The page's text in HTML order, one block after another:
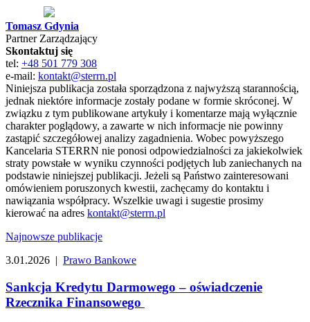
Tomasz Gdynia
Partner Zarządzający
Skontaktuj się
tel: +48 501 779 308
e-mail: kontakt@sterrn.pl
Niniejsza publikacja została sporządzona z najwyższą starannością,
jednak niektóre informacje zostały podane w formie skróconej. W
związku z tym publikowane artykuły i komentarze mają wyłącznie
charakter poglądowy, a zawarte w nich informacje nie powinny
zastąpić szczegółowej analizy zagadnienia. Wobec powyższego
Kancelaria STERRN nie ponosi odpowiedzialności za jakiekolwiek
straty powstałe w wyniku czynności podjętych lub zaniechanych na
podstawie niniejszej publikacji. Jeżeli są Państwo zainteresowani
omówieniem poruszonych kwestii, zachęcamy do kontaktu i
nawiązania współpracy. Wszelkie uwagi i sugestie prosimy
kierować na adres kontakt@sterrn.pl
Najnowsze publikacje
3.01.2026 | Prawo Bankowe
Sankcja Kredytu Darmowego – oświadczenie
Rzecznika Finansowego